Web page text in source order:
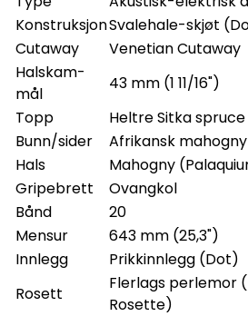
KonstruksjonSvalehale-skjøt
Cutaway
Venetian Cutaway
Halskam-
mål
43 mm (1 11/16")
Topp
Heltre Sitka
Bunn/sider
Afrikansk
Hals
Mahogny
Gripebrett
Ovangkol
Bånd
20
Mensur
643 mm (25,3")
Innlegg
Prikkinnlegg (Dot)
Rosett
Flerlags perlemor
Rosette)